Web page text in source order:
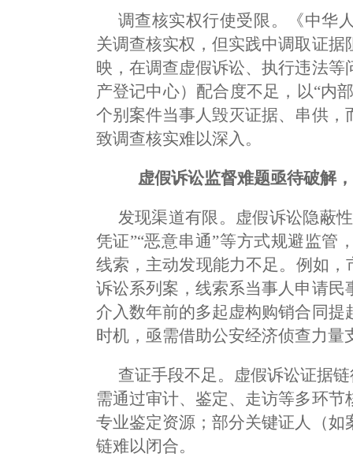
调查核实权行使受限。《中华
关调查核实权，但实践中调取证
映，在调查虚假诉讼、执行违法
产登记中心）配合度不足，以“内
个别案件当事人毁灭证据、串供
致调查核实难以深入。
虚假诉讼监督难题亟待破解
发现渠道有限。虚假诉讼隐蔽
凭证”“恶意串通”等方式规避监管
线索，主动发现能力不足。例如
诉讼系列案，线索系当事人申请
介入数年前的多起虚构购销合同
时机，亟需借助公安经济侦查力量
查证手段不足。虚假诉讼证据
需通过审计、鉴定、走访等多环
专业鉴定资源；部分关键证人（
链难以闭合。